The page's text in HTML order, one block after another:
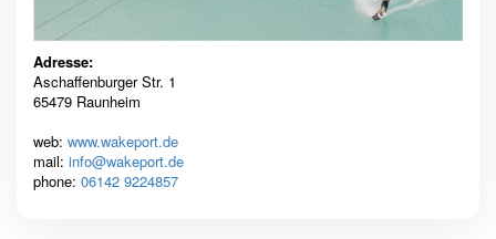
Adresse:
Aschaffenburger Str. 1
65479 Raunheim
web: www.wakeport.de
mail: info@wakeport.de
phone: 06142 9224857